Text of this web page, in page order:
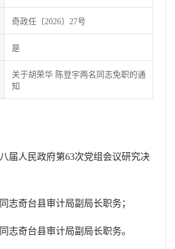
奇政任〔2026〕27号
是
关于胡荣华 陈登宇两名同志免职的通
知
届人民政府第63次党组会议研究决
志奇台县审计局副局长职务；
志奇台县审计局副局长职务。